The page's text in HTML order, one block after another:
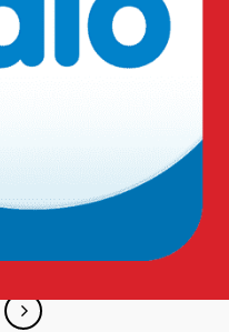
Ủng Cao Su Xanh
Dương Đế Đỏ TGP 015